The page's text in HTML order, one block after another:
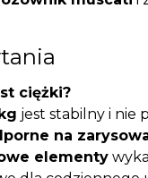
ciężki?
jest stabilny i nie
na
elementy